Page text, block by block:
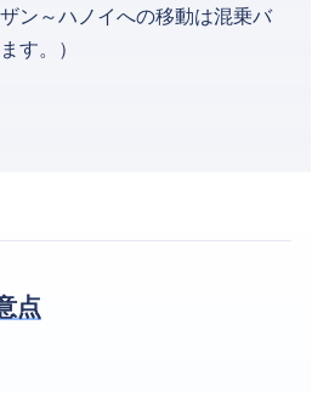
ン～ハノイへの移動は混乗バ
す。）
点